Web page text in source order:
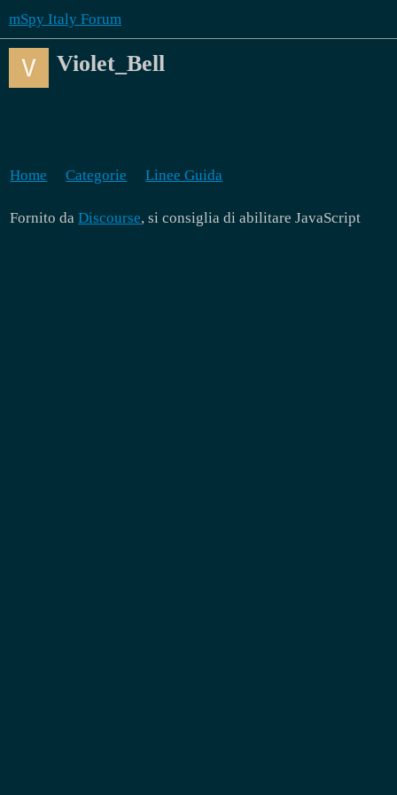
mSpy Italy Forum
Violet_Bell
Home Categorie Linee Guida
Fornito daDiscourse, si consiglia di abilitare JavaScript